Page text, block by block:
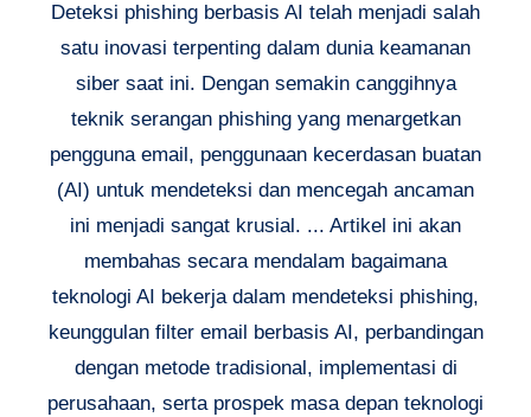
Deteksi phishing berbasis AI telah menjadi salah
satu inovasi terpenting dalam dunia keamanan
siber saat ini. Dengan semakin canggihnya
teknik serangan phishing yang menargetkan
pengguna email, penggunaan kecerdasan buatan
(AI) untuk mendeteksi dan mencegah ancaman
ini menjadi sangat krusial. ... Artikel ini akan
membahas secara mendalam bagaimana
teknologi AI bekerja dalam mendeteksi phishing,
keunggulan filter email berbasis AI, perbandingan
dengan metode tradisional, implementasi di
perusahaan, serta prospek masa depan teknologi